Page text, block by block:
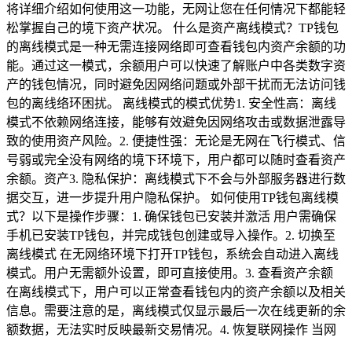
将详细介绍如何使用这一功能，无网让您在任何情况下都能轻
松掌握自己的境下资产状况。 什么是资产离线模式？TP钱包
的离线模式是一种无需连接网络即可查看钱包内资产余额的功
能。通过这一模式，余额用户可以快速了解账户中各类数字资
产的钱包情况，同时避免因网络问题或外部干扰而无法访问钱
包的离线络环困扰。 离线模式的模式优势1. 安全性高：离线
模式不依赖网络连接，能够有效避免因网络攻击或数据泄露导
致的使用资产风险。2. 便捷性强：无论是无网在飞行模式、信
号弱或完全没有网络的境下环境下，用户都可以随时查看资产
余额。资产3. 隐私保护：离线模式下不会与外部服务器进行数
据交互，进一步提升用户隐私保护。 如何使用TP钱包离线模
式？以下是操作步骤：1. 确保钱包已安装并激活 用户需确保
手机已安装TP钱包，并完成钱包创建或导入操作。2. 切换至
离线模式 在无网络环境下打开TP钱包，系统会自动进入离线
模式。用户无需额外设置，即可直接使用。3. 查看资产余额
在离线模式下，用户可以正常查看钱包内的资产余额以及相关
信息。需要注意的是，离线模式仅显示最后一次在线更新的余
额数据，无法实时反映最新交易情况。4. 恢复联网操作 当网